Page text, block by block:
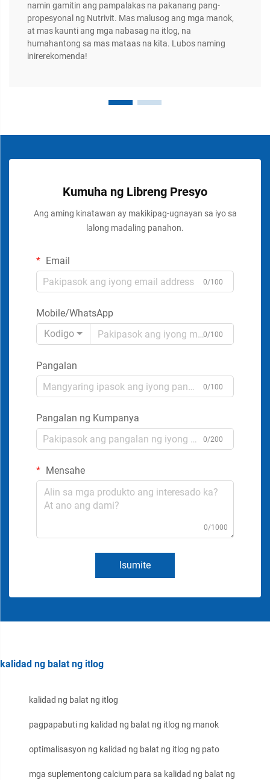
namin gamitin ang pampalakas na pakanang pang-
propesyonal ng Nutrivit. Mas malusog ang mga manok,
at mas kaunti ang mga nabasag na itlog, na
humahantong sa mas mataas na kita. Lubos naming
inirerekomenda!
Kumuha ng Libreng Presyo
Ang aming kinatawan ay makikipag-ugnayan sa iyo sa
lalong madaling panahon.
Email
0/100
Mobile/WhatsApp
Kodigo
0/100
Pangalan
0/100
Pangalan ng Kumpanya
0/200
Mensahe
0/1000
Isumite
kalidad ng balat ng itlog
kalidad ng balat ng itlog
pagpapabuti ng kalidad ng balat ng itlog ng manok
optimalisasyon ng kalidad ng balat ng itlog ng pato
mga suplementong calcium para sa kalidad ng balat ng